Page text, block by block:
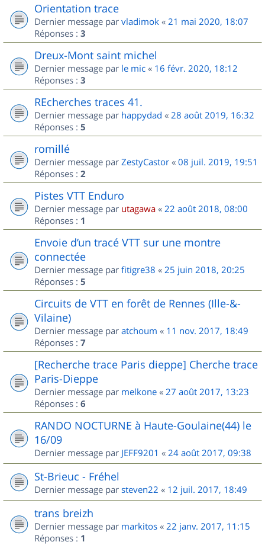
Orientation trace
Dernier message par vladimok « 21 mai 2020, 18:07
Réponses : 3
Dreux-Mont saint michel
Dernier message par le mic « 16 févr. 2020, 18:12
Réponses : 3
REcherches traces 41.
Dernier message par happydad « 28 août 2019, 16:32
Réponses : 5
romillé
Dernier message par ZestyCastor « 08 juil. 2019, 19:51
Réponses : 2
Pistes VTT Enduro
Dernier message par utagawa « 22 août 2018, 08:00
Réponses : 1
Envoie d’un tracé VTT sur une montre
connectée
Dernier message par fitigre38 « 25 juin 2018, 20:25
Réponses : 5
Circuits de VTT en forêt de Rennes (Ille-&-
Vilaine)
Dernier message par atchoum « 11 nov. 2017, 18:49
Réponses : 7
[Recherche trace Paris dieppe] Cherche trace
Paris-Dieppe
Dernier message par melkone « 27 août 2017, 13:23
Réponses : 6
RANDO NOCTURNE à Haute-Goulaine(44) le
16/09
Dernier message par JEFF9201 « 24 août 2017, 09:38
St-Brieuc - Fréhel
Dernier message par steven22 « 12 juil. 2017, 18:49
trans breizh
Dernier message par markitos « 22 janv. 2017, 11:15
Réponses : 1